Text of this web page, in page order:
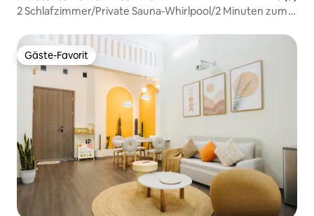
2 Schlafzimmer/Private Sauna-Whirlpool/2 Minuten zum
Gäste-Favorit
Gäste-Favorit